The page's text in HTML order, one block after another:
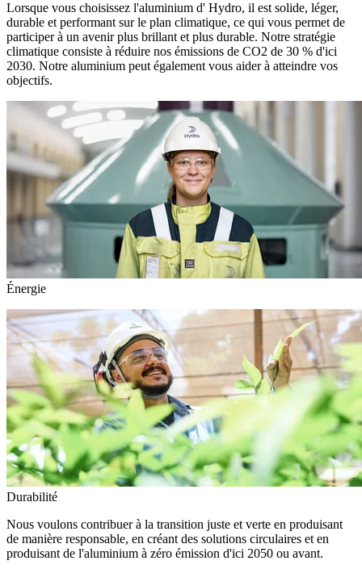
Lorsque vous choisissez l'aluminium d' Hydro, il est solide, léger,
durable et performant sur le plan climatique, ce qui vous permet de
participer à un avenir plus brillant et plus durable. Notre stratégie
climatique consiste à réduire nos émissions de CO2 de 30 % d'ici
2030. Notre aluminium peut également vous aider à atteindre vos
objectifs.
Énergie
Durabilité
Nous voulons contribuer à la transition juste et verte en produisant
de manière responsable, en créant des solutions circulaires et en
produisant de l'aluminium à zéro émission d'ici 2050 ou avant.